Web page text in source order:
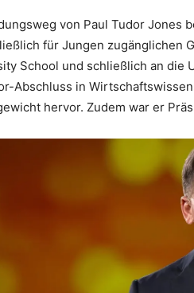
von Paul Tudor Jones
für Jungen zugänglichen
School und schließlich an die
Abschluss in
hervor. Zudem war er